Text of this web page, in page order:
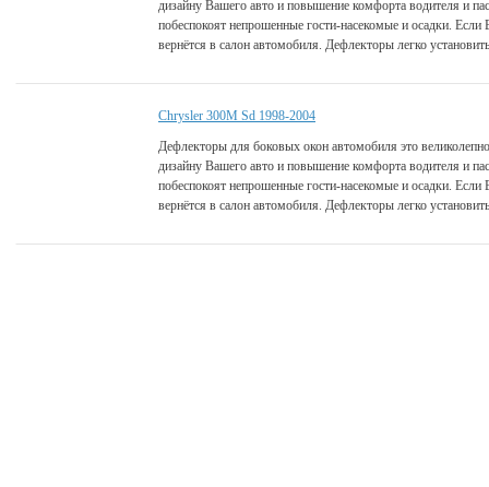
дизайну Вашего авто и повышение комфорта водителя и
побеспокоят непрошенные гости-насекомые и осадки.
вернётся в салон автомобиля. Дефлекторы легко
Chrysler 300M Sd 1998-2004
Дефлекторы для боковых окон автомобиля это
дизайну Вашего авто и повышение комфорта водителя и
побеспокоят непрошенные гости-насекомые и осадки.
вернётся в салон автомобиля. Дефлекторы легко